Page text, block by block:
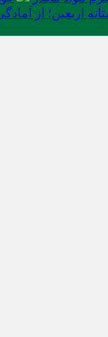
اربعین؛ از